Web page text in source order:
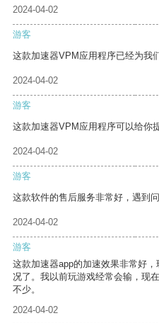
2024-04-02
游客
这款加速器VPM应用程序已经为我
2024-04-02
游客
这款加速器VPM应用程序可以给你
2024-04-02
游客
这款软件的售后服务非常好，遇到
2024-04-02
游客
这款加速器app的加速效果非常好
况了。我以前玩游戏经常会输，现
不少。
2024-04-02